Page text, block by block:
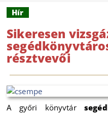
Hír
Sikeresen
résztvevői
A győri könyvtár